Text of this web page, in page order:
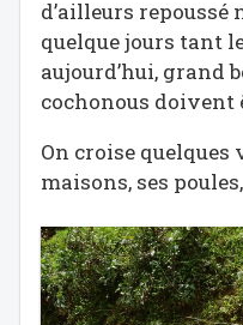
d’ailleurs repoussé
quelque jours tant
aujourd’hui, grand
cochonous doivent
On croise quelques
maisons, ses